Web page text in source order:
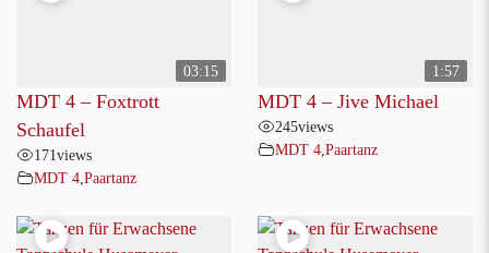
03:15
MDT 4 – Foxtrott
Schaufel
171views
MDT 4 Paartanz
1:57
MDT 4 – Jive Michael
245views
MDT 4 Paartanz